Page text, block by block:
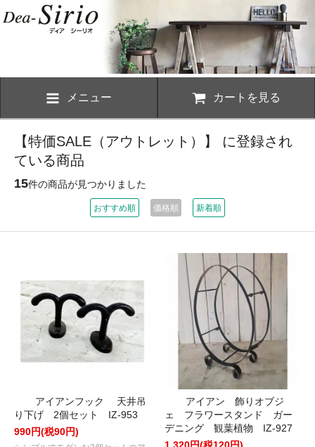
メニュー カートを見る
【特価SALE（アウトレット）】 に登録され
ている商品
15件の商品が見つかりました
おすすめ順 価格順 新着順
アイアンフック 天井吊
り下げ 2個セット IZ-953
990円(税90円)
アイアン 飾りオブジ
ェ フラワースタンド ガー
デニング 観葉植物 IZ-927
1,320円(税120円)